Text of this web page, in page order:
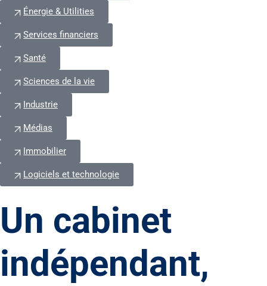
Énergie & Utilities
Services financiers
Santé
Sciences de la vie
Industrie
Médias
Immobilier
Logiciels et technologie
Un cabinet
indépendant,